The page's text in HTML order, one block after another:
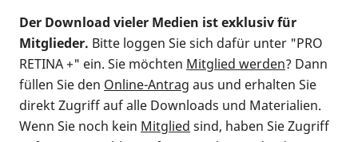
Der Download vieler Medien ist exklusiv für
Mitglieder. Bitte loggen Sie sich dafür unter "PRO
RETINA +" ein. Sie möchten Mitglied werden? Dann
füllen Sie den Online-Antrag aus und erhalten Sie
direkt Zugriff auf alle Downloads und Materialien.
Wenn Sie noch kein Mitglied sind, haben Sie Zugriff